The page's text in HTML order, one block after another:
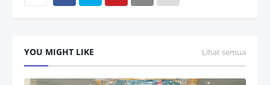
YOU MIGHT LIKE Lihat semua